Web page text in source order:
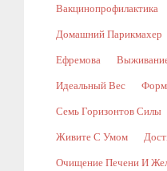
Вакцинопрофилактика
Домашний Парикмахер
Ефремова
Идеальный Вес
Семь Горизонтов Силы
Живите С Умом
Очищение Печени И